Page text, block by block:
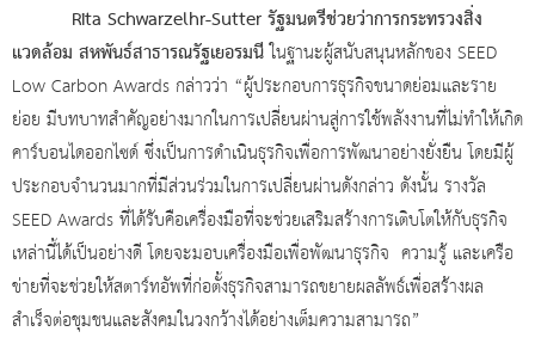
Rita Schwarzelhr-Sutter รัฐมนตรีช่วยว่าการกระทรวงสิ่ง
แวดล้อม สหพันธ์สาธารณรัฐเยอรมนีในฐานะผู้สนับสนุนหลักของ SEED
Low Carbon Awards กล่าวว่า “ผู้ประกอบการธุรกิจขนาดย่อมและราย
ย่อย มีบทบาทสำคัญอย่างมากในการเปลี่ยนผ่านสู่การใช้พลังงานที่ไม่ทำให้เกิด
คาร์บอนไดออกไซด์ ซึ่งเป็นการดำเนินธุรกิจเพื่อการพัฒนาอย่างยั่งยืน โดยมีผู้
ประกอบจำนวนมากที่มีส่วนร่วมในการเปลี่ยนผ่านดังกล่าว ดังนั้น รางวัล
SEED Awards ที่ได้รับคือเครื่องมือที่จะช่วยเสริมสร้างการเติบโตให้กับธุรกิจ
เหล่านี้ได้เป็นอย่างดี โดยจะมอบเครื่องมือเพื่อพัฒนาธุรกิจ ความรู้ และเครือ
ข่ายที่จะช่วยให้สตาร์ทอัพที่ก่อตั้งธุรกิจสามารถขยายผลลัพธ์เพื่อสร้างผล
สำเร็จต่อชุมชนและสังคมในวงกว้างได้อย่างเต็มความสามารถ”